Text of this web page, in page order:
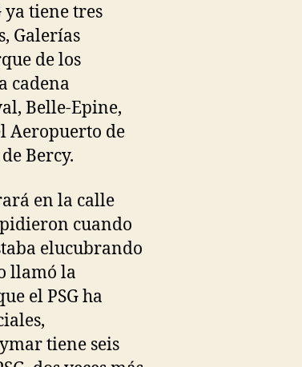
ya tiene tres
Galerías
de los
cadena
Belle-Epine,
Aeropuerto de
Bercy.
en la calle
cuando
elucubrando
llamó la
el PSG ha
tiene seis